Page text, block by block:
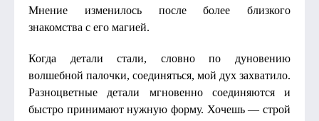
Мнение изменилось после более близкого
знакомства с его магией.
Когда детали стали, словно по дуновению
волшебной палочки, соединяться, мой дух захватило.
Разноцветные детали мгновенно соединяются и
быстро принимают нужную форму. Хочешь — строй